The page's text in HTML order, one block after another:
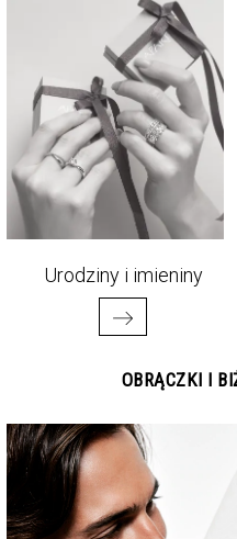
Urodziny i imieniny
OBRĄCZKI I